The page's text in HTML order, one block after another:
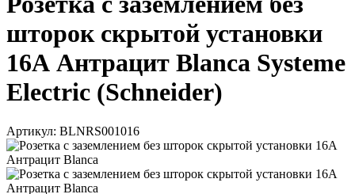
шторок скрытой установки
16А Антрацит Blanca Systeme
Electric (Schneider)
Артикул: BLNRS001016